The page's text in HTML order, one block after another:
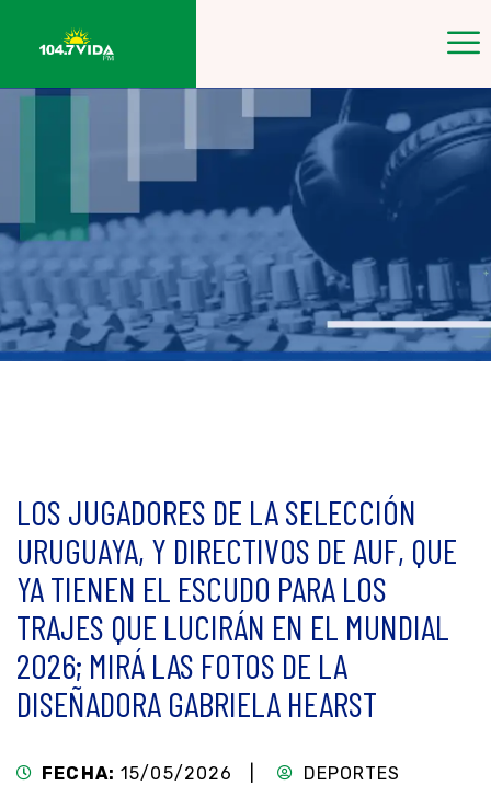
LOS JUGADORES DE LA SELECCIÓN
URUGUAYA, Y DIRECTIVOS DE AUF, QUE
YA TIENEN EL ESCUDO PARA LOS
TRAJES QUE LUCIRÁN EN EL MUNDIAL
2026; MIRÁ LAS FOTOS DE LA
DISEÑADORA GABRIELA HEARST
FECHA: 15/05/2026 | DEPORTES